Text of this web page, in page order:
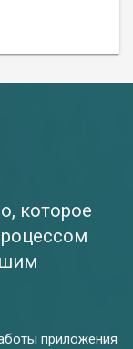
которое
приложения